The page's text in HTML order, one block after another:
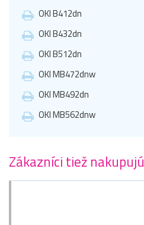
OKI B412dn
OKI B432dn
OKI B512dn
OKI MB472dnw
OKI MB492dn
OKI MB562dnw
Zákazníci tiež nakupujú